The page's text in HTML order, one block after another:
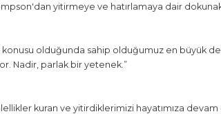
yitirmeye ve hatırlamaya dair
olduğunda sahip olduğumuz en büyük
Nadir, parlak bir yetenek.”
kuran ve yitirdiklerimizi hayatımıza